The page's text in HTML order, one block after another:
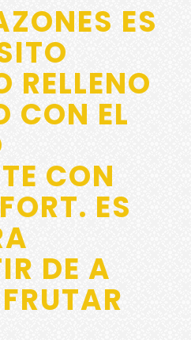
ES
RELLENO
CON EL
CON
ES
DE A